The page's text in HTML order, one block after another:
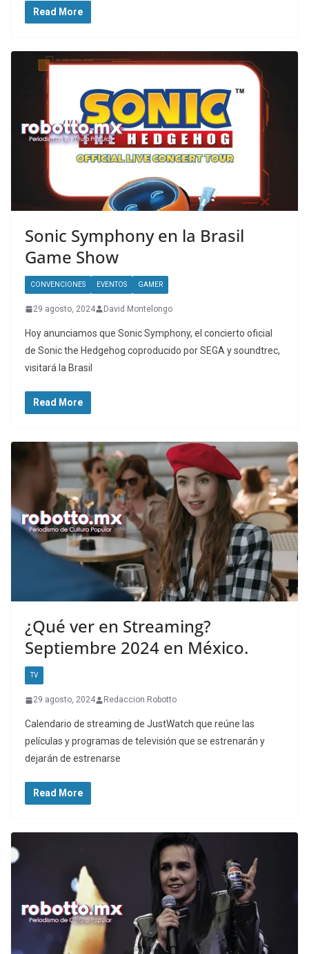
Read More
Sonic Symphony en la Brasil
Game Show
CONVENCIONES EVENTOS GAMER
29 agosto, 2024 David Montelongo
Hoy anunciamos que Sonic Symphony, el concierto oficial
de Sonic the Hedgehog coproducido por SEGA y soundtrec,
visitará la Brasil
Read More
¿Qué ver en Streaming?
Septiembre 2024 en México.
TV
29 agosto, 2024 Redaccion Robotto
Calendario de streaming de JustWatch que reúne las
películas y programas de televisión que se estrenarán y
dejarán de estrenarse
Read More